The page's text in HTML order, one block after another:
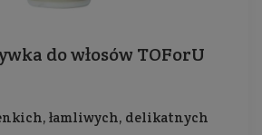
do włosów TOForU
łamliwych, delikatnych